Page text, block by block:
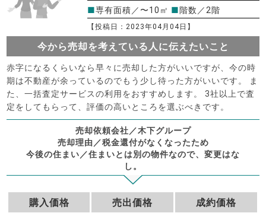
■専有面積／〜10㎡ ■階数／2階
【投稿日：2023年04月04日】
今から売却を考えている人に伝えたいこと
赤字になるくらいなら早々に売却した方がいいですが、今の時
期は不動産が余っているのでもう少し待った方がいいです。 ま
た、一括査定サービスの利用をおすすめします。 3社以上で査
定をしてもらって、評価の高いところを選ぶべきです。
売却依頼会社／木下グループ
売却理由／税金還付がなくなったため
今後の住まい／住まいとは別の物件なので、変更はな
し。
購入価格 売出価格 成約価格